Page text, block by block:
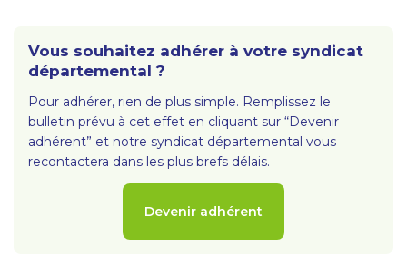
Vous souhaitez adhérer à votre syndicat
départemental ?
Pour adhérer, rien de plus simple. Remplissez le
bulletin prévu à cet effet en cliquant sur “Devenir
adhérent” et notre syndicat départemental vous
recontactera dans les plus brefs délais.
Devenir adhérent